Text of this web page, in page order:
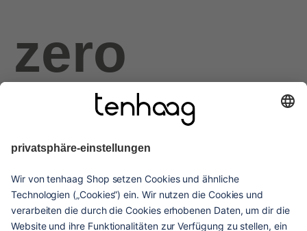
zero
haags
given